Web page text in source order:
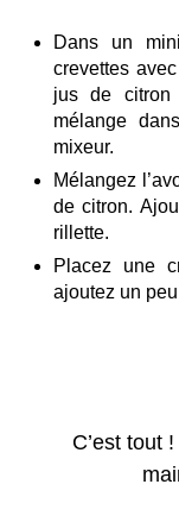
Dans un
crevettes
jus de citron
mélange
mixeur.
Mélangez
de citron.
rillette.
Placez une
ajoutez un
C’est tout